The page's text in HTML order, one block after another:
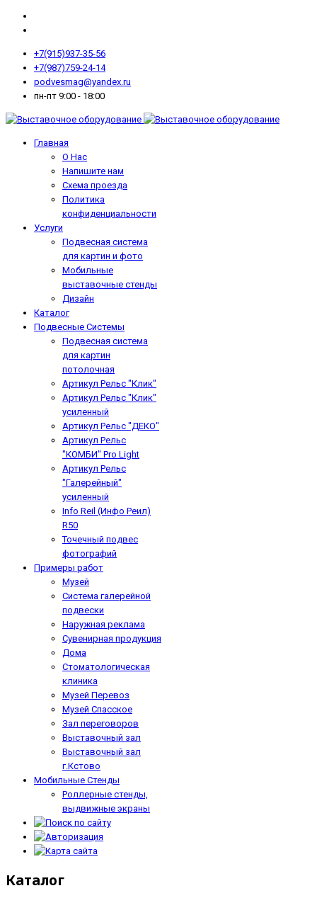
+7(915)937-35-56
+7(987)759-24-14
podvesmag@yandex.ru
пн-пт 9:00 - 18:00
Главная
О Нас
Напишите нам
Схема проезда
Политика
конфиденциальности
Услуги
Подвесная система
для картин и фото
Мобильные
выставочные стенды
Дизайн
Каталог
Подвесные Системы
Подвесная система
для картин
потолочная
Артикул Рельс "Клик"
Артикул Рельс "Клик"
усиленный
Артикул Рельс "ДЕКО"
Артикул Рельс
"КОМБИ" Pro Light
Артикул Рельс
"Галерейный"
усиленный
Info Reil (Инфо Реил)
R50
Точечный подвес
фотографий
Примеры работ
Музей
Система галерейной
подвески
Наружная реклама
Сувенирная продукция
Дома
Стоматологическая
клиника
Музей Перевоз
Музей Спасское
Зал переговоров
Выставочный зал
Выставочный зал
г.Кстово
Мобильные Стенды
Роллерные стенды,
выдвижные экраны
Каталог